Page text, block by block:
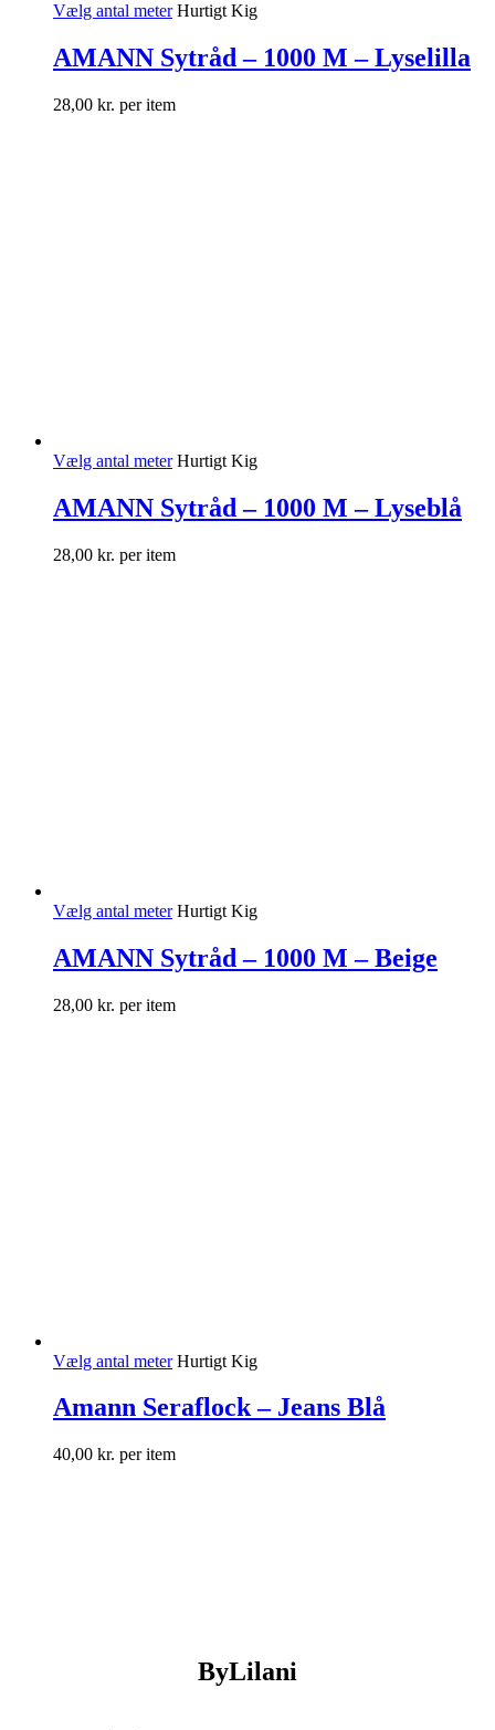
Vælg antal meter Hurtigt Kig
AMANN Sytråd – 1000 M – Lyselilla
28,00 kr. per item
Vælg antal meter Hurtigt Kig
AMANN Sytråd – 1000 M – Lyseblå
28,00 kr. per item
Vælg antal meter Hurtigt Kig
AMANN Sytråd – 1000 M – Beige
28,00 kr. per item
Vælg antal meter Hurtigt Kig
Amann Seraflock – Jeans Blå
40,00 kr. per item
ByLilani